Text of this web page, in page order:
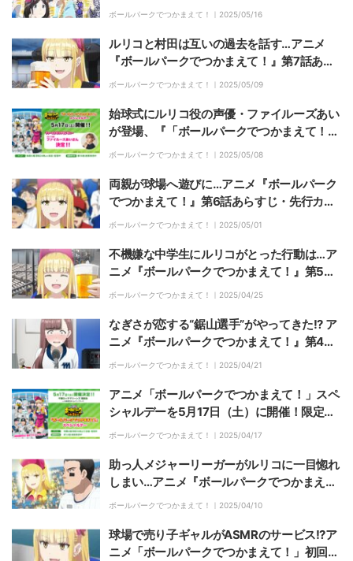
すじ・先行カット解禁
ボールパークでつかまえて！｜ 2025/05/16
ルリコと村田は互いの過去を話す…アニメ
『ボールパークでつかまえて！』第7話あら
すじ・先行カット解禁
ボールパークでつかまえて！｜ 2025/05/09
始球式にルリコ役の声優・ファイルーズあい
が登場、『「ボールパークでつかまえて！」
スペシャルデー』5月17日（土）開催
ボールパークでつかまえて！｜ 2025/05/08
両親が球場へ遊びに…アニメ『ボールパーク
でつかまえて！』第6話あらすじ・先行カッ
ト解禁
ボールパークでつかまえて！｜ 2025/05/01
不機嫌な中学生にルリコがとった行動は…ア
ニメ『ボールパークでつかまえて！』第5話
あらすじ・先行カット解禁
ボールパークでつかまえて！｜ 2025/04/25
なぎさが恋する“鋸山選手”がやってきた!? ア
ニメ『ボールパークでつかまえて！』第4話
あらすじ・先行カット解禁
ボールパークでつかまえて！｜ 2025/04/21
アニメ「ボールパークでつかまえて！」スペ
シャルデーを5月17日（土）に開催！限定カ
ードのプレゼントやオリジナルデザインのビ
ボールパークでつかまえて！｜ 2025/04/17
助っ人メジャーリーガーがルリコに一目惚れ
しまい…アニメ『ボールパークでつかまえ
て！』第3話あらすじ・先行カット解禁
ボールパークでつかまえて！｜ 2025/04/10
球場で売り子ギャルがASMRのサービス!?ア
ニメ「ボールパークでつかまえて！」初回に